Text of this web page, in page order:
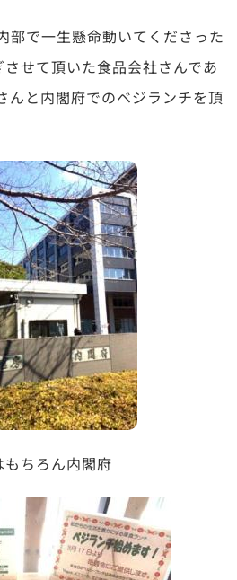
部で一生懸命動いてくださった
せて頂いた食品会社さんであ
んと内閣府でのベジランチを頂
もちろん内閣府